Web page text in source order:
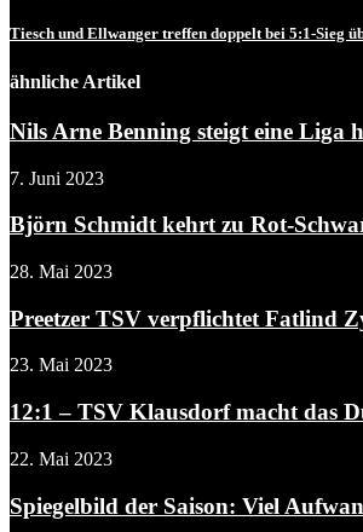
Tiesch und Ellwanger treffen doppelt bei 5:1-Sieg
ähnliche Artikel
Nils Arne Benning steigt eine Liga
7. Juni 2023
Björn Schmidt kehrt zu Rot-
28. Mai 2023
Preetzer TSV verpflichtet Fatlind
23. Mai 2023
12:1 – TSV Klausdorf macht das
22. Mai 2023
Spiegelbild der Saison: Viel